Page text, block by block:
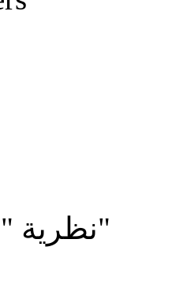
نظرية "ستة التعاملات"